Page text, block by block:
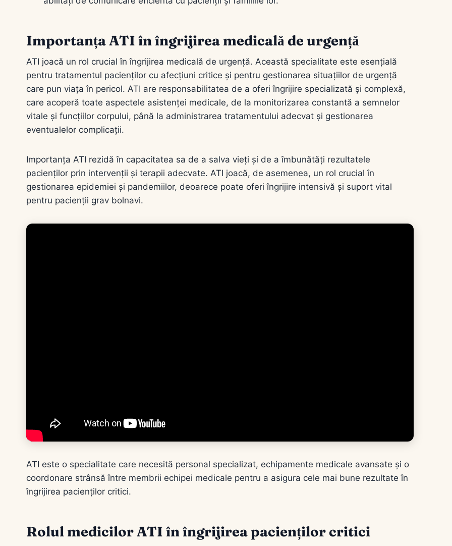
Importanța ATI în îngrijirea medicală de urgență
ATI joacă un rol crucial în îngrijirea medicală de urgență. Această specialitate este esențială
pentru tratamentul pacienților cu afecțiuni critice și pentru gestionarea situațiilor de urgență
care pun viața în pericol. ATI are responsabilitatea de a oferi îngrijire specializată și complexă,
care acoperă toate aspectele asistenței medicale, de la monitorizarea constantă a semnelor
vitale și funcțiilor corpului, până la administrarea tratamentului adecvat și gestionarea
eventualelor complicații.
Importanța ATI rezidă în capacitatea sa de a salva vieți și de a îmbunătăți rezultatele
pacienților prin intervenții și terapii adecvate. ATI joacă, de asemenea, un rol crucial în
gestionarea epidemiei și pandemiilor, deoarece poate oferi îngrijire intensivă și suport vital
pentru pacienții grav bolnavi.
ATI este o specialitate care necesită personal specializat, echipamente medicale avansate și o
coordonare strânsă între membrii echipei medicale pentru a asigura cele mai bune rezultate în
îngrijirea pacienților critici.
Rolul medicilor ATI în îngrijirea pacienților critici